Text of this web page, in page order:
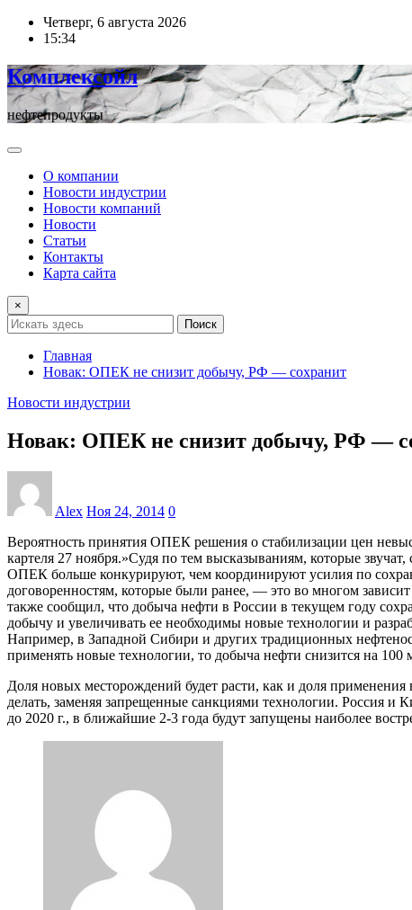
ПерейтиЧетверг, 6 августа 2026
15:34
Комплексойл
нефтепродукты
О компании
Новости индустрии
Новости компаний
Новости
Статьи
Контакты
Карта сайта
×
Поиск
Главная
Новак: ОПЕК не снизит добычу, РФ — сохранит
Новости индустрии
Новак: ОПЕК не снизит добычу, РФ —
Alex Ноя 24, 2014 0
Вероятность принятия ОПЕК решения о стабилизации цен
картеля 27 ноября.»Судя по тем высказываниям, которые
ОПЕК больше конкурируют, чем координируют усилия по
договоренностям, которые были ранее, — это во многом
также сообщил, что добыча нефти в России в текущем году
добычу и увеличивать ее необходимы новые технологии и
Например, в Западной Сибири и других традиционных
применять новые технологии, то добыча нефти снизится на
Доля новых месторождений будет расти, как и доля
делать, заменяя запрещенные санкциями технологии. Россия
до 2020 г., в ближайшие 2-3 года будут запущены наиболее